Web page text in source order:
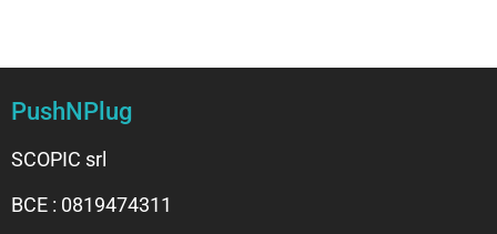
PushNPlug
SCOPIC srl
BCE : 0819474311